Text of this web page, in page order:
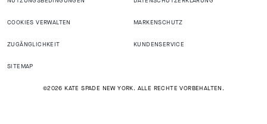
COOKIES VERWALTEN MARKENSCHUTZ
ZUGÄNGLICHKEIT KUNDENSERVICE
SITEMAP
©2026 KATE SPADE NEW YORK. ALLE RECHTE VORBEHALTEN.